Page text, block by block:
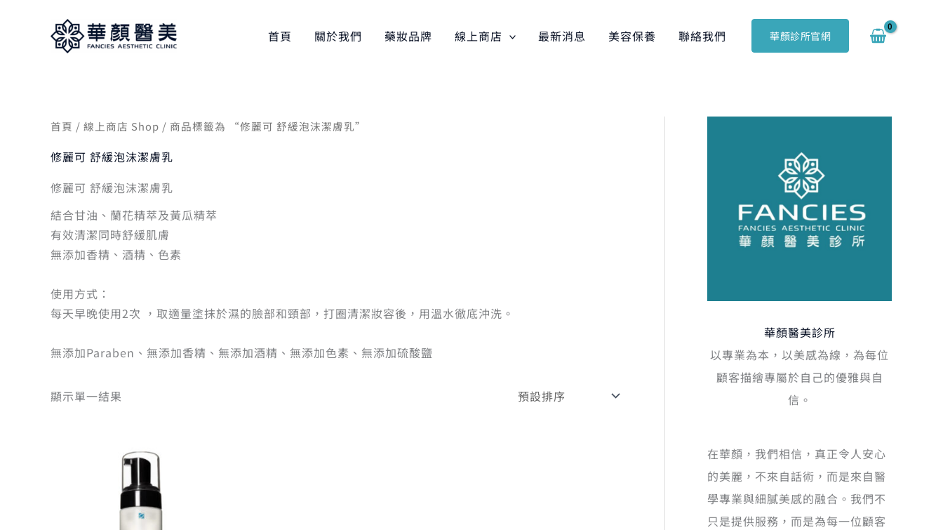
首頁 關於我們 藥妝品牌 線上商店 最新消息 美容保養 聯絡我們 華顏診所官網
首頁 / 線上商店 Shop / 商品標籤為 “修麗可 舒緩泡沫潔膚乳”
修麗可 舒緩泡沫潔膚乳
修麗可 舒緩泡沫潔膚乳
結合甘油、蘭花精萃及黃瓜精萃
有效清潔同時舒緩肌膚
無添加香精、酒精、色素
使用方式：
每天早晚使用2次 ，取適量塗抹於濕的臉部和頸部，打圈清潔妝容後，用溫水徹底沖洗。
無添加Paraben、無添加香精、無添加酒精、無添加色素、無添加硫酸鹽
顯示單一結果
始
格：
NT$1,760。
華顏醫美診所
以專業為本，以美感為線，為每位
顧客描繪專屬於自己的優雅與自
信。
在華顏，我們相信，真正令人安心
的美麗，不來自話術，而是來自醫
學專業與細膩美感的融合。我們不
只是提供服務，而是為每一位顧客